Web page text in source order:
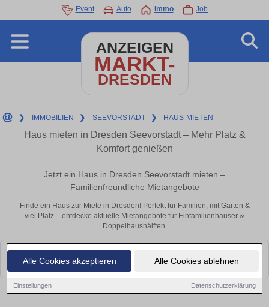
Alle Cookies akzeptieren Alle Cookies ablehnen
Einstellungen Datenschutzerklärung
Event Auto Immo Job
ANZEIGEN
MARKT-
DRESDEN
❯ IMMOBILIEN ❯ SEEVORSTADT ❯ HAUS-MIETEN
Haus mieten in Dresden Seevorstadt – Mehr Platz &
Komfort genießen
Jetzt ein Haus in Dresden Seevorstadt mieten –
Familienfreundliche Mietangebote
Finde ein Haus zur Miete in Dresden! Perfekt für Familien, mit Garten &
viel Platz – entdecke aktuelle Mietangebote für Einfamilienhäuser &
Doppelhaushälften.
Leider konnten wir derzeit keine passenden Objekte finden. Schauen Sie
bald wieder vorbei!